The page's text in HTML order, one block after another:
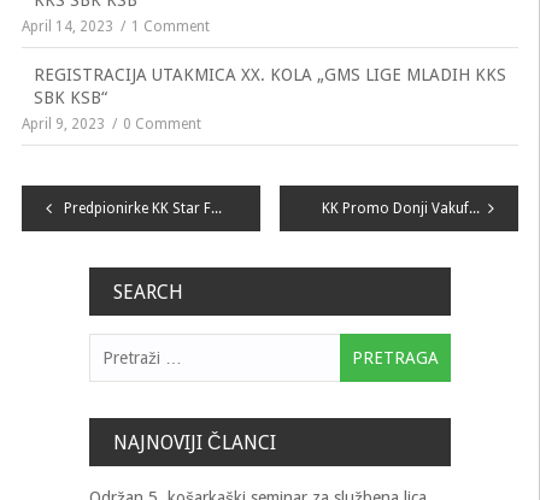
April 14, 2023 1 Comment
REGISTRACIJA UTAKMICA XX. KOLA „GMS LIGE MLADIH KKS
SBK KSB“
April 9, 2023 0 Comment
Navigacija
Predpionirke KK Star Fojnica prvakinje No1 Lige mladih SBK/KSB KK Promo Donji Vakuf pobjednik A1 lige BiH
SEARCH
NAJNOVIJI ČLANCI